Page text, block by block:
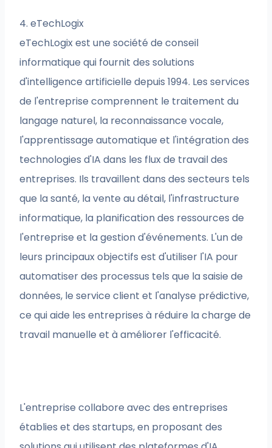
4. eTechLogix
eTechLogix est une société de conseil
informatique qui fournit des solutions
d'intelligence artificielle depuis 1994. Les services
de l'entreprise comprennent le traitement du
langage naturel, la reconnaissance vocale,
l'apprentissage automatique et l'intégration des
technologies d'IA dans les flux de travail des
entreprises. Ils travaillent dans des secteurs tels
que la santé, la vente au détail, l'infrastructure
informatique, la planification des ressources de
l'entreprise et la gestion d'événements. L'un de
leurs principaux objectifs est d'utiliser l'IA pour
automatiser des processus tels que la saisie de
données, le service client et l'analyse prédictive,
ce qui aide les entreprises à réduire la charge de
travail manuelle et à améliorer l'efficacité.
L'entreprise collabore avec des entreprises
établies et des startups, en proposant des